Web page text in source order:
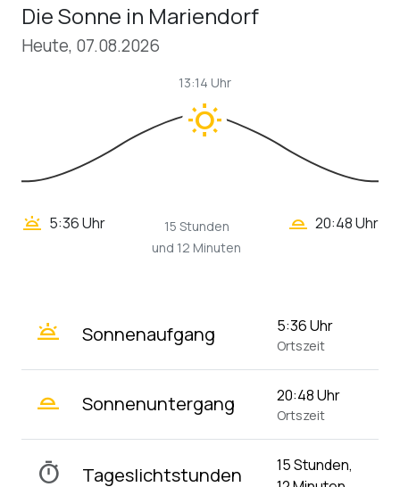
Die Sonne in Mariendorf
Heute, 07.08.2026
wb_sunny
13:14 Uhr
wb_twilight 5:36 Uhr
15 Stunden
und 12 Minuten
wb_twilight_2 20:48 Uhr
wb_twilight Sonnenaufgang 5:36 Uhr
Ortszeit
wb_twilight_2 Sonnenuntergang 20:48 Uhr
Ortszeit
timer Tageslichtstunden
15 Stunden,